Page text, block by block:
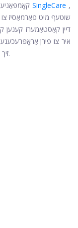
ווי SingleCare ,
שוטעף מיט פאַרמאַסיז צו
דיין קאַסטאַמערז קענען
איר צו פירן אַראָפּרעכענען
זיך צו געפֿינען די לאָואַסט פּרייַז פֿאַר זייער מעדאַקיישאַן.